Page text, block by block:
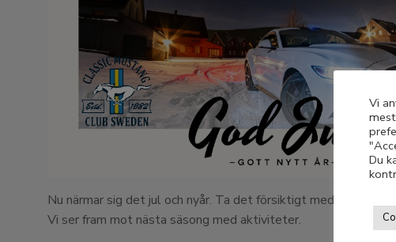
Nu närmar sig det jul och nyår. Ta det försiktigt med mat osv. .
Vi ser fram mot nästa säsong med aktiviteter.
Vi
Du